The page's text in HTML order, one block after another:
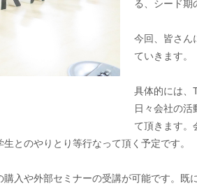
る、シード期
今回、皆さん
ていきます。
具体的には、
日々会社の活
て頂きます。
とのやりとり等行なって頂く予定です。
入や外部セミナーの受講が可能です。既